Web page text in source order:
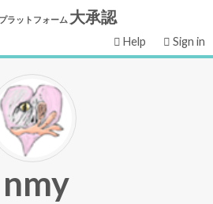
ラットフォーム 大承認
Help Sign in
nmy